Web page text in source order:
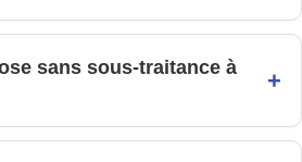
sans sous-traitance à
+